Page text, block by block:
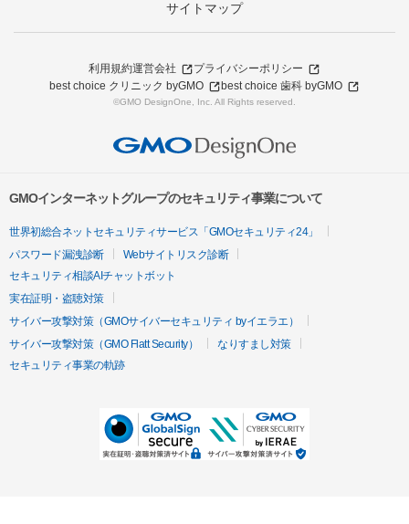
サイトマップ
利用規約運営会社
プライバシーポリシー
best choice クリニック byGMO
best choice 歯科 byGMO
©GMO DesignOne, Inc. All Rights reserved.
GMOインターネットグループのセキュリティ事業について
世界初総合ネットセキュリティサービス「GMOセキュリティ24」
パスワード漏洩診断
Webサイトリスク診断
セキュリティ相談AIチャットボット
実在証明・盗聴対策
サイバー攻撃対策（GMOサイバーセキュリティ byイエラエ）
サイバー攻撃対策（GMO Flatt Security）
なりすまし対策
セキュリティ事業の軌跡